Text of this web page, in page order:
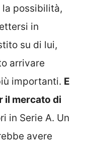
la possibilità,
in
su di lui,
arrivare
importanti. E
il mercato di
in Serie A. Un
avere